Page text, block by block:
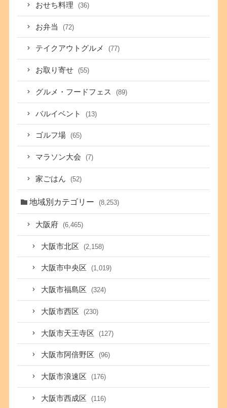
おせち料理 (36)
お弁当 (72)
テイクアウトグルメ (77)
お取り寄せ (55)
グルメ・フードフェス (89)
バルイベント (13)
ゴルフ場 (65)
マラソン大会 (7)
家ごはん (52)
地域別カテゴリー (8,253)
大阪府 (6,465)
大阪市北区 (2,158)
大阪市中央区 (1,019)
大阪市福島区 (324)
大阪市西区 (230)
大阪市天王寺区 (127)
大阪市阿倍野区 (96)
大阪市浪速区 (176)
大阪市西成区 (116)